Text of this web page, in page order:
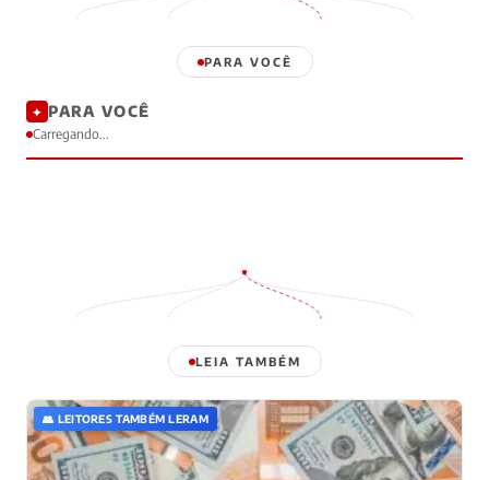
PARA VOCÊ
✦ PARA VOCÊ
Carregando...
LEIA TAMBÉM
👥 LEITORES TAMBÉM LERAM